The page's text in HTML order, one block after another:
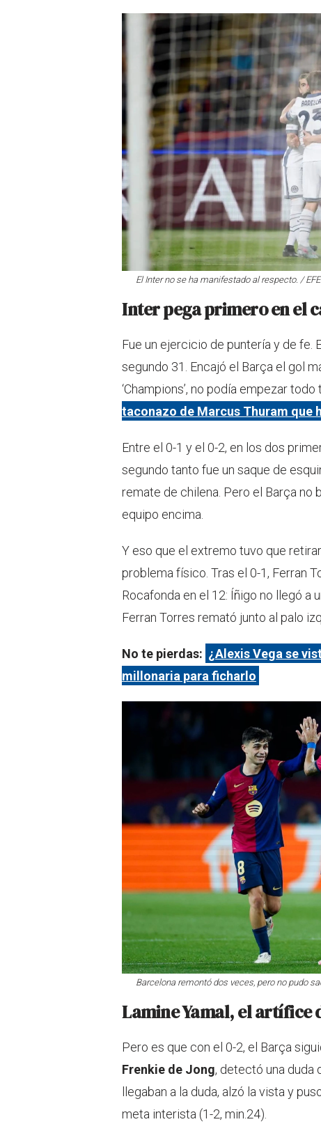
El Inter no se ha manifestado al respecto. / EFE
Inter pega primero en el
Fue un ejercicio de puntería y de fe.
segundo 31. Encajó el Barça el gol
‘Champions’, no podía empezar todo
taconazo de Marcus Thuram que
Entre el 0-1 y el 0-2, en los dos
segundo tanto fue un saque de
remate de chilena. Pero el Barça no
equipo encima.
Y eso que el extremo tuvo que
problema físico. Tras el 0-1, Ferran
Rocafonda en el 12: Íñigo no llegó a
Ferran Torres remató junto al palo
No te pierdas: ¿Alexis Vega se
millonaria para ficharlo
Barcelona remontó dos veces, pero no pudo
Lamine Yamal, el artífice
Pero es que con el 0-2, el Barça
Frenkie de Jong, detectó una duda
llegaban a la duda, alzó la vista y
meta interista (1-2, min.24).